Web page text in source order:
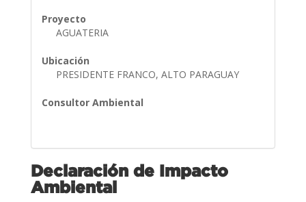
Proyecto
AGUATERIA
Ubicación
PRESIDENTE FRANCO, ALTO PARAGUAY
Consultor Ambiental
Declaración de Impacto
Ambiental